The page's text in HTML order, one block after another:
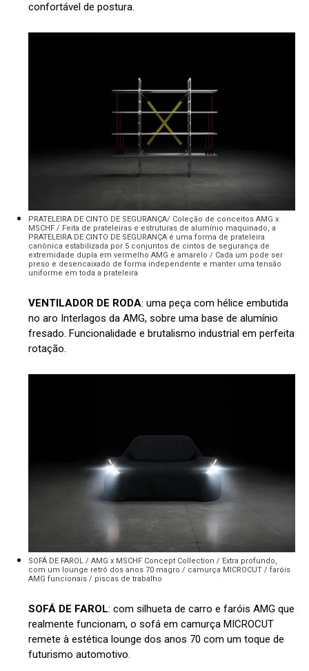
confortável de postura.
PRATELEIRA DE CINTO DE SEGURANÇA/ Coleção de conceitos AMG x
MSCHF / Feita de prateleiras e estruturas de alumínio maquinado, a
PRATELEIRA DE CINTO DE SEGURANÇA é uma forma de prateleira
canônica estabilizada por 5 conjuntos de cintos de segurança de
extremidade dupla em vermelho AMG e amarelo / Cada um pode ser
preso e desencaixado de forma independente e manter uma tensão
uniforme em toda a prateleira
VENTILADOR DE RODA: uma peça com hélice embutida
no aro Interlagos da AMG, sobre uma base de alumínio
fresado. Funcionalidade e brutalismo industrial em perfeita
rotação.
SOFÁ DE FAROL / AMG x MSCHF Concept Collection / Extra profundo,
com um lounge retrô dos anos 70 magro / camurça MICROCUT / faróis
AMG funcionais / piscas de trabalho
SOFÁ DE FAROL: com silhueta de carro e faróis AMG que
realmente funcionam, o sofá em camurça MICROCUT
remete à estética lounge dos anos 70 com um toque de
futurismo automotivo.